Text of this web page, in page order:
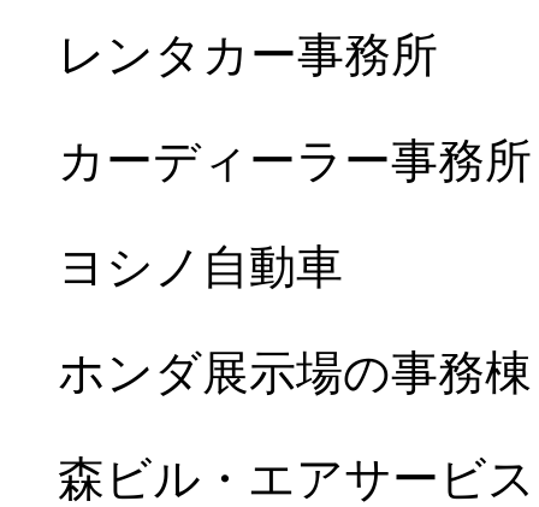
レンタカー事務所
カーディーラー事務所
ヨシノ自動車
ホンダ展示場の事務棟
森ビル・エアサービス